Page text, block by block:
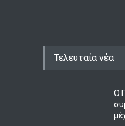
Τελευταία νέα
Ο